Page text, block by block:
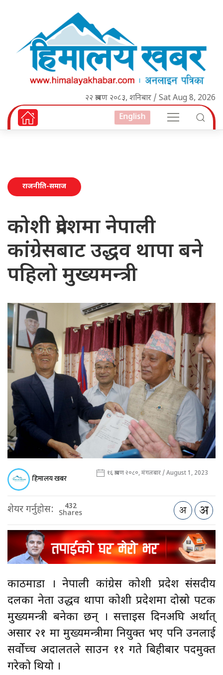
२२ श्रावण २०८३, शनिबार / Sat Aug 8, 2026
English
राजनीति-समाज
कोशी प्रदेशमा नेपाली
कांग्रेसबाट उद्धव थापा बने
पहिलो मुख्यमन्त्री
हिमालय खबर १६ श्रावण २०८०, मंगलबार / August 1, 2023
शेयर गर्नुहोस: 432
Shares
काठमाडौँ । नेपाली कांग्रेस कोशी प्रदेश संसदीय
दलका नेता उद्धव थापा कोशी प्रदेशमा दोस्रो पटक
मुख्यमन्त्री बनेका छन् । सत्ताइस दिनअघि अर्थात्
असार २१ मा मुख्यमन्त्रीमा नियुक्त भए पनि उनलाई
सर्वोच्च अदालतले साउन ११ गते बिहीबार पदमुक्त
गरेको थियो ।